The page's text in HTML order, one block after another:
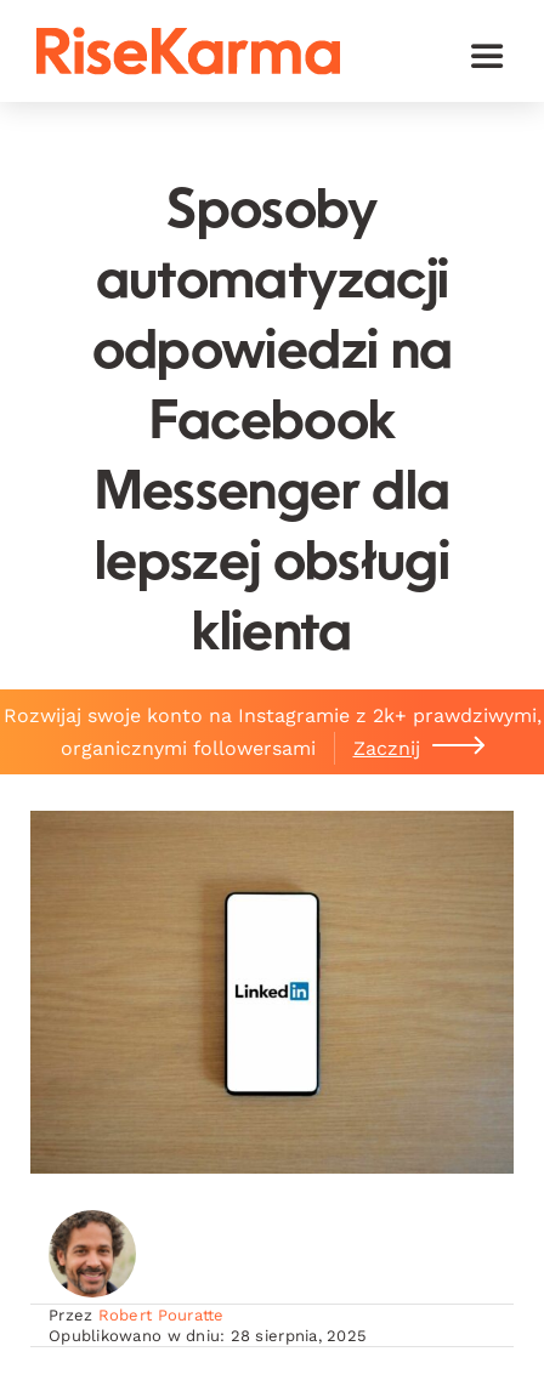
Toggle
YouTube
Twitter (𝕏)
Koszyk
Sposoby
automatyzacji
odpowiedzi na
Facebook
Messenger dla
lepszej obsługi
klienta
Rozwijaj swoje konto na Instagramie z 2k+ prawdziwymi,
organicznymi followersami
Zacznij
Przez Robert Pouratte
Opublikowano w dniu: 28 sierpnia, 2025